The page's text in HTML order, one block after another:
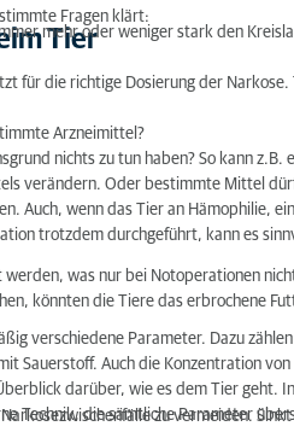
Tier
Fragen klärt:
mehr oder weniger stark den
für die richtige Dosierung der
Arzneimittel?
nichts zu tun haben? So kann z.B.
verändern. Oder bestimmte Mittel
Auch, wenn das Tier an Hämophilie,
trotzdem durchgeführt, kann es
was nur bei Notoperationen
könnten die Tiere das erbrochene
verschiedene Parameter. Dazu
Sauerstoff. Auch die Konzentration
darüber, wie es dem Tier geht.
Technik, die sämtliche Parameter
zu vermeiden.